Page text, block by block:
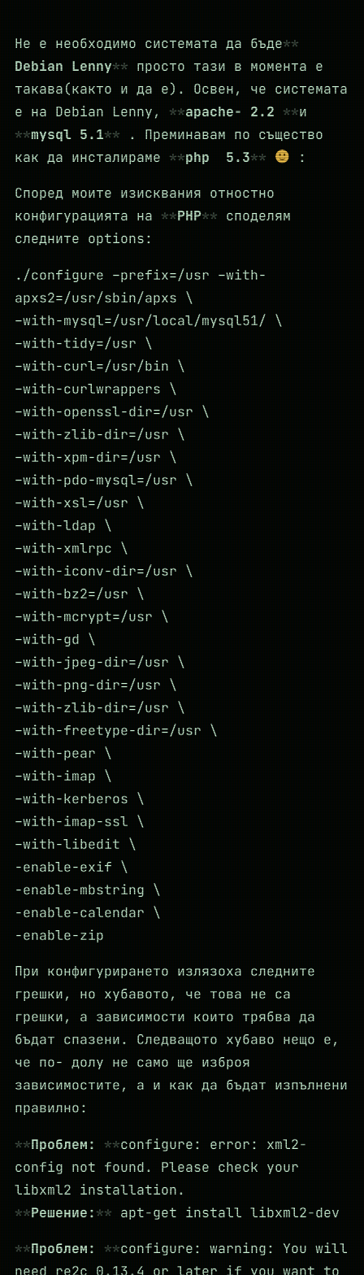
Не е необходимо системата да бъде
Debian Lenny
просто тази в момента е
такава(както и да е). Освен, че системата
е на Debian Lenny,
apache- 2.2
и
mysql 5.1
. Преминавам по същество
как да инсталираме
php 5.3 :
Според моите изисквания отностно
конфигурацията на
PHP
споделям
следните options:
./configure –prefix=/usr –with-
apxs2=/usr/sbin/apxs \
–with-mysql=/usr/local/mysql51/ \
–with-tidy=/usr \
–with-curl=/usr/bin \
–with-curlwrappers \
–with-openssl-dir=/usr \
–with-zlib-dir=/usr \
–with-xpm-dir=/usr \
–with-pdo-mysql=/usr \
–with-xsl=/usr \
–with-ldap \
–with-xmlrpc \
–with-iconv-dir=/usr \
–with-bz2=/usr \
–with-mcrypt=/usr \
–with-gd \
–with-jpeg-dir=/usr \
–with-png-dir=/usr \
–with-zlib-dir=/usr \
–with-freetype-dir=/usr \
–with-pear \
–with-imap \
–with-kerberos \
–with-imap-ssl \
–with-libedit \
-enable-exif \
-enable-mbstring \
-enable-calendar \
-enable-zip
При конфигурирането излязоха следните
грешки, но хубавото, че това не са
грешки, а зависимости които трябва да
бъдат спазени. Следващото хубаво нещо е,
че по- долу не само ще изброя
зависимостите, а и как да бъдат изпълнени
правилно:
Проблем:
configure: error: xml2-
config not found. Please check your
libxml2 installation.
Решение:
apt-get install libxml2-dev
Проблем:
configure: warning: You will
need re2c 0.13.4 or later if you want to